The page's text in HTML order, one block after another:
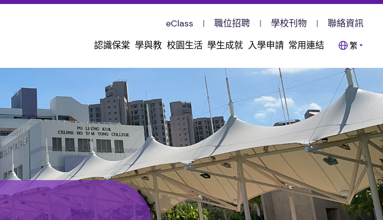
eClass 職位招聘 學校刊物
聯絡資訊
認識保棠 學與教 校園生活 學生成就 入學申請 常用連結 繁